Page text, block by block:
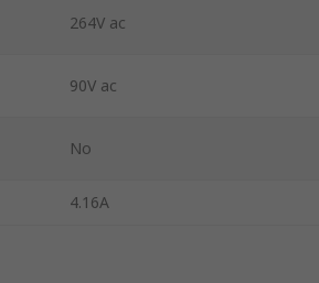
264V ac
90V ac
No
4.16A